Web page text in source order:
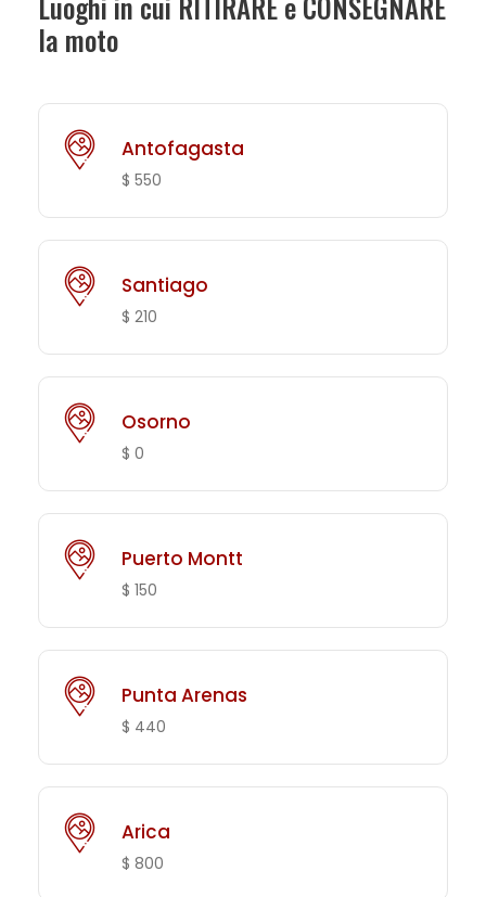
la moto
Antofagasta
$ 550
Santiago
$ 210
Osorno
$ 0
Puerto Montt
$ 150
Punta Arenas
$ 440
Arica
$ 800